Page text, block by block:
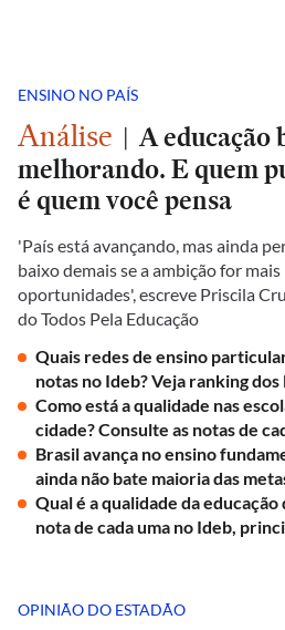
ENSINO NO PAÍS
Análise | A educação
melhorando. E quem
é quem você pensa
'País está avançando, mas ainda
baixo demais se a ambição for
oportunidades', escreve Priscila
do Todos Pela Educação
Quais redes de ensino
notas no Ideb? Veja ranking dos
Como está a qualidade nas
cidade? Consulte as notas de
Brasil avança no ensino
ainda não bate maioria das
Qual é a qualidade da educação
nota de cada uma no Ideb,
OPINIÃO DO ESTADÃO